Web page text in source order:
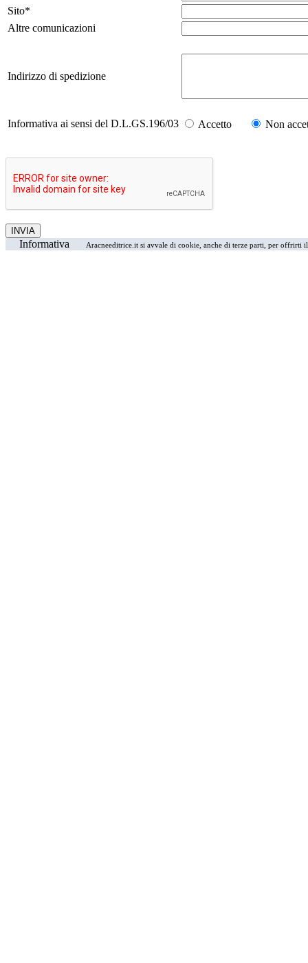
Sito*
Altre comunicazioni
Indirizzo di spedizione
Informativa ai sensi del D.L.GS.196/03 Accetto Non
Informativa Aracneeditrice.it si avvale di cookie, anche di terze parti, per